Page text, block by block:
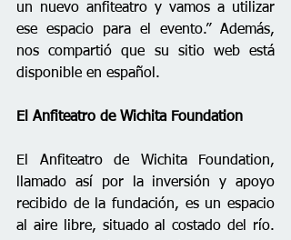
un nuevo anfiteatro y vamos a utilizar
ese espacio para el evento.” Además,
nos compartió que su sitio web está
disponible en español.
El Anfiteatro de Wichita Foundation
El Anfiteatro de Wichita Foundation,
llamado así por la inversión y apoyo
recibido de la fundación, es un espacio
al aire libre, situado al costado del río.